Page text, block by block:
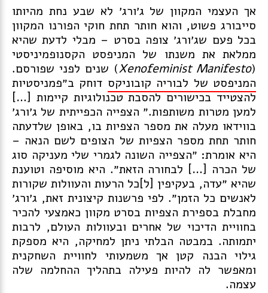
אך העצמי המקוון של ג׳ורג׳ לא שבע נחת מהיותו
סייבורג פשוט, והוא חותר תחת חוקי הפורנו המקוון
בכל פעם שג׳ורג׳ צופה בסרט – מבלי לדעת שהיא
ממלאת את משנתו של המניפסט הקסנופמיניסטי
(
Xenofeminist Manifesto) שנים לפני שפורסם.
המניפסט של לבוריה קובוניקס דוחק ב״פמניסטיות
להצטייד בכישורים להסבת טכנולוגיות קיימות […]
למען מטרות משותפות.״ הצפייה הכפייתית של ג׳ורג׳
בווידאו מעלה את מספר הצפיות בו, באופן שלדעתה
חותר תחת מספר הצפיות של הצופים לשם הנאה –
היא אומרת: ״הצפייה השונה לגמרי שלי מעניקה סוג
של הכרה […] לבחורה הזאת״. היא מוסיפה וטוענת
שהיא ״עדה, בעקיפין [ל]כל הרעות והעוולות שקורות
לאנשים כל הזמן״. לפי פרשנות קיצונית זאת, ג׳ורג׳
מחבלת בספירת הצפיות בסרט מקוון כאמצעי להכיר
בחוויית הדיכוי של אחרים ובעוולות העולם, לרבות
יתמותה. במבטה הבלתי ניתן למחיקה, היא מספקת
גילוי הבנה קטן אך משמעותי לחוויית השחקנית
ומאפשר לה להיות פעילה בתהליך ההחלמה שלה
עצמה.